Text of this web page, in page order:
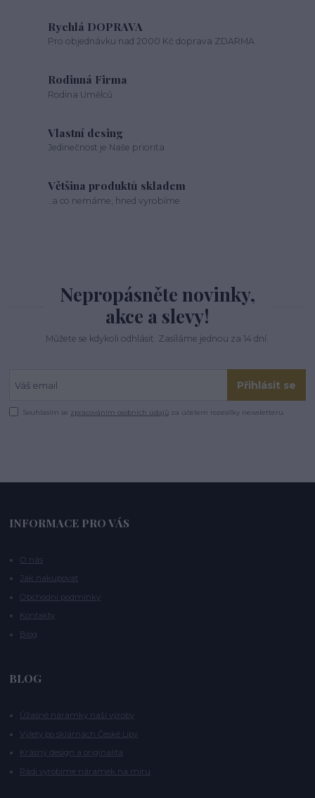
Rychlá DOPRAVA
Pro objednávku nad 2000 Kč doprava ZDARMA
Rodinná Firma
Rodina Umělců
Vlastní desing
Jedinečnost je Naše priorita
Většina produktů skladem
..a co nemáme, hned vyrobíme
Nepropásněte novinky,
akce a slevy!
Můžete se kdykoli odhlásit. Zasíláme jednou za 14 dní.
Přihlásit se
Souhlasím se zpracováním osobních údajů za účelem rozesílky newsletteru.
INFORMACE PRO VÁS
O nás
Jak nakupovat
Obchodní podmínky
Kontakty
Blog
BLOG
Úžasné náramky naší výroby
Výlety po sklárnách České Lípy
Krásný design a originalita
Rádi vyrobíme náramek na míru